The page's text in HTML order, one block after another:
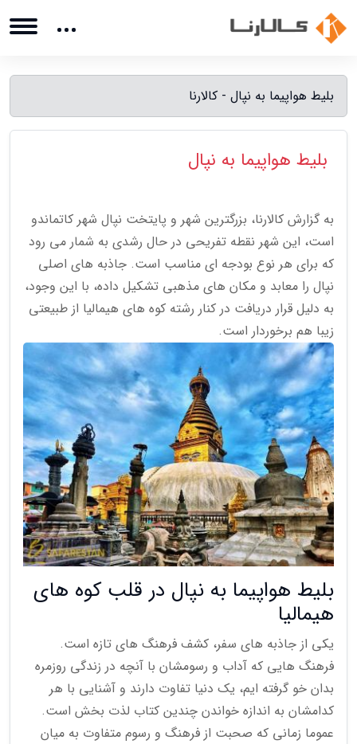
بلیط هواپیما به نپال - کالارنا
بلیط هواپیما به نپال
به گزارش کالارنا، بزرگترین شهر و پایتخت نپال شهر کاتماندو
است، این شهر نقطه تفریحی در حال رشدی به شمار می رود
که برای هر نوع بودجه ای مناسب است. جاذبه های اصلی
نپال را معابد و مکان های مذهبی تشکیل داده، با این وجود،
به دلیل قرار دریافت در کنار رشته کوه های هیمالیا از طبیعتی
زیبا هم برخوردار است.
بلیط هواپیما به نپال در قلب کوه های
هیمالیا
یکی از جاذبه های سفر، کشف فرهنگ های تازه است.
فرهنگ هایی که آداب و رسومشان با آنچه در زندگی روزمره
بدان خو گرفته ایم، یک دنیا تفاوت دارند و آشنایی با هر
کدامشان به اندازه خواندن چندین کتاب لذت بخش است.
عموما زمانی که صحبت از فرهنگ و رسوم متفاوت به میان